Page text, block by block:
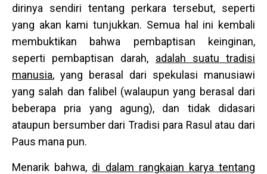
dirinya sendiri tentang perkara tersebut, seperti
yang akan kami tunjukkan. Semua hal ini kembali
membuktikan bahwa pembaptisan keinginan,
seperti pembaptisan darah, adalah suatu tradisi
manusia, yang berasal dari spekulasi manusiawi
yang salah dan falibel (walaupun yang berasal dari
beberapa pria yang agung), dan tidak didasari
ataupun bersumber dari Tradisi para Rasul atau dari
Paus mana pun.
Menarik bahwa, di dalam rangkaian karya tentang